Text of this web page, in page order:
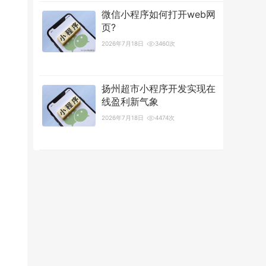
微信小程序如何打开web网
页?
2026年7月18日 3460次
扬州超市小程序开发实现在
线盈利新气象
2026年7月18日 4474次